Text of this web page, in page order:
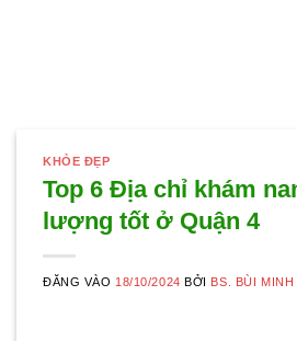
KHỎE ĐẸP
Top 6 Địa chỉ khám
lượng tốt ở Quận 4
ĐĂNG VÀO 18/10/2024 BỞI BS. BÙI MINH